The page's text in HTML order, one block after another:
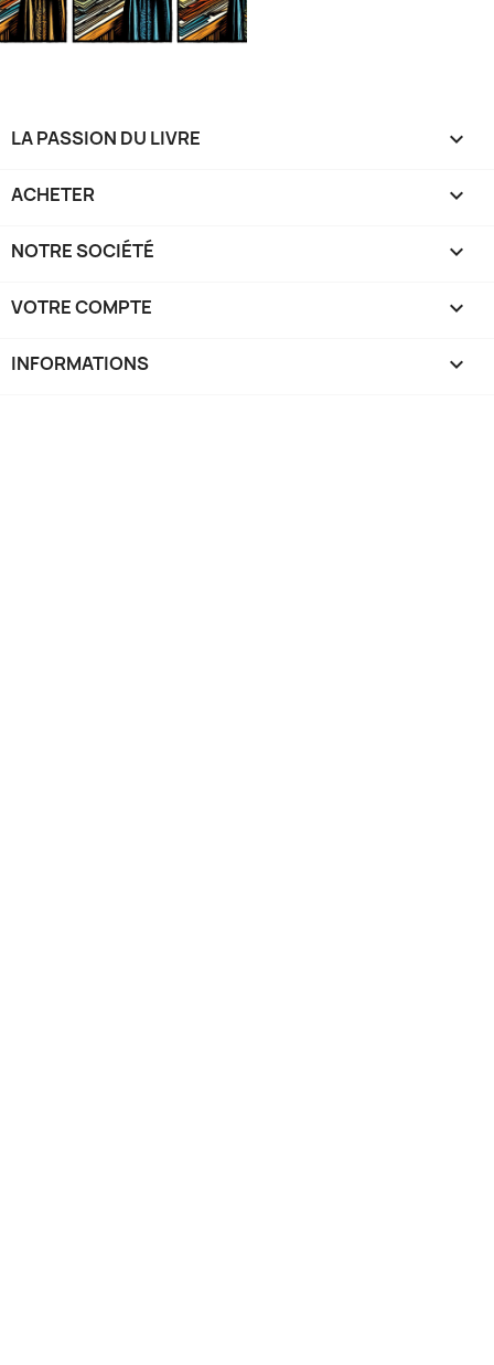
LA PASSION DU LIVRE 
ACHETER 
NOTRE SOCIÉTÉ 
VOTRE COMPTE 
INFORMATIONS keyboard_arrow_down